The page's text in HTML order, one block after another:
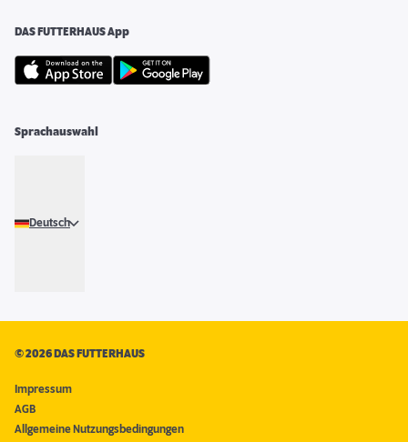
DAS FUTTERHAUS App
Sprachauswahl
Deutsch
©2026 DAS FUTTERHAUS
Impressum
AGB
Allgemeine Nutzungsbedingungen